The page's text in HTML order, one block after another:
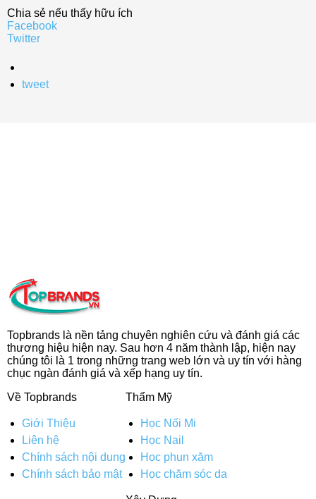
Chia sẻ nếu thấy hữu ích
Facebook
Twitter
tweet
Topbrands là nền tảng chuyên nghiên cứu và đánh giá các
thương hiệu hiện nay. Sau hơn 4 năm thành lập, hiện nay
chúng tôi là 1 trong những trang web lớn và uy tín với hàng
chục ngàn đánh giá và xếp hạng uy tín.
Về Topbrands
Giới Thiệu
Liên hệ
Chính sách nội dung
Chính sách bảo mật
Thẩm Mỹ
Học Nối Mi
Học Nail
Học phun xăm
Học chăm sóc da